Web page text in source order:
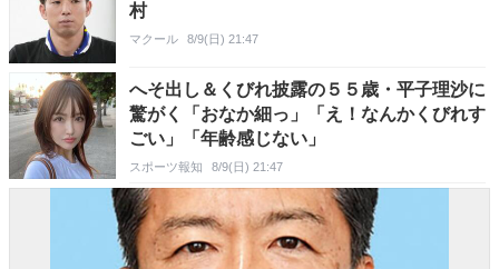
村
マクール 8/9(日) 21:47
へそ出し＆くびれ披露の５５歳・平子理沙に
驚がく「おなか細っ」「え！なんかくびれす
ごい」「年齢感じない」
スポーツ報知 8/9(日) 21:47